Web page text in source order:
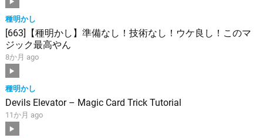
種明かし
[663]【種明かし】準備なし！技術なし！ウケ良し！このマ
ジック最高やん
8か月 ago
種明かし
Devils Elevator – Magic Card Trick Tutorial
11か月 ago